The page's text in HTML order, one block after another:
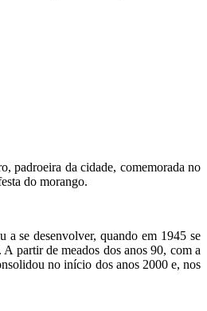
padroeira da cidade, comemorada no
do morango.
a se desenvolver, quando em 1945 se
partir de meados dos anos 90, com a
no início dos anos 2000 e, nos